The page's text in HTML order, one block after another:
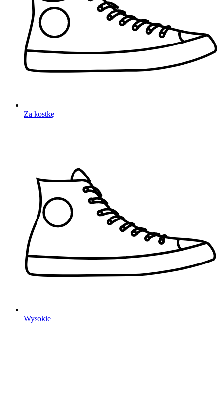
Za kostkę
Wysokie